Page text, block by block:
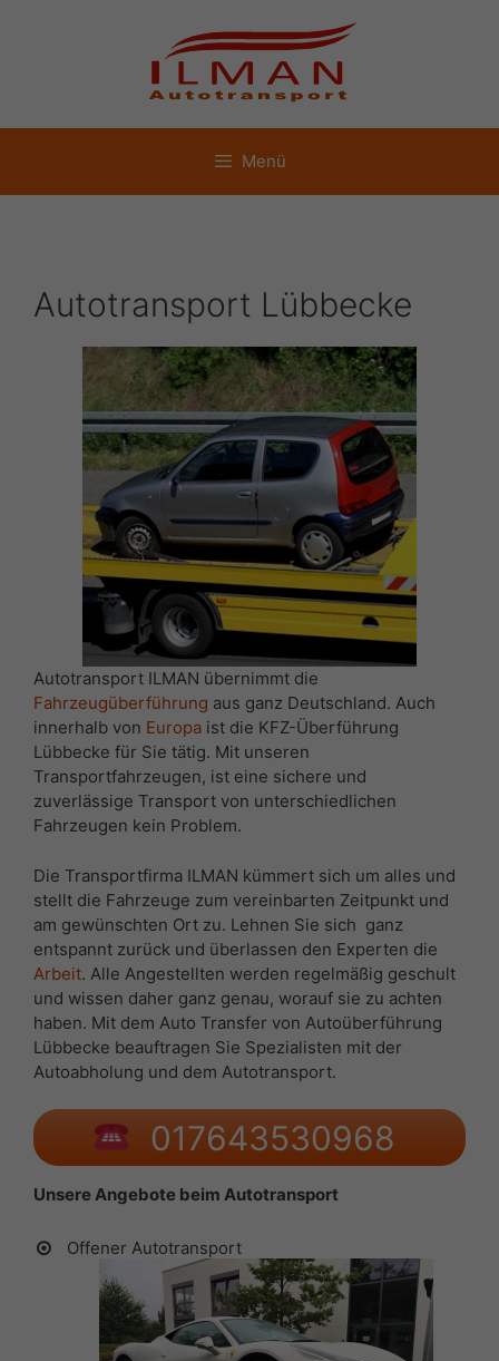
Menü
Autotransport Lübbecke
Autotransport ILMAN übernimmt die
Fahrzeugüberführung aus ganz Deutschland. Auch
innerhalb von Europa ist die KFZ-Überführung
Lübbecke für Sie tätig. Mit unseren
Transportfahrzeugen, ist eine sichere und
zuverlässige Transport von unterschiedlichen
Fahrzeugen kein Problem.
Die Transportfirma ILMAN kümmert sich um alles und
stellt die Fahrzeuge zum vereinbarten Zeitpunkt und
am gewünschten Ort zu. Lehnen Sie sich ganz
entspannt zurück und überlassen den Experten die
Arbeit. Alle Angestellten werden regelmäßig geschult
und wissen daher ganz genau, worauf sie zu achten
haben. Mit dem Auto Transfer von Autoüberführung
Lübbecke beauftragen Sie Spezialisten mit der
Autoabholung und dem Autotransport.
017643530968
Unsere Angebote beim Autotransport
Offener Autotransport